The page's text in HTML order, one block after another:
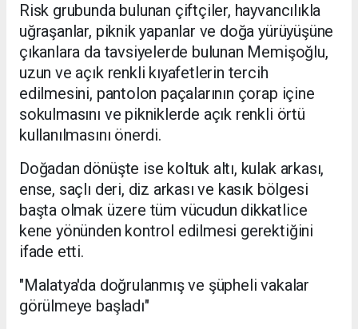
Risk grubunda bulunan çiftçiler, hayvancılıkla
uğraşanlar, piknik yapanlar ve doğa yürüyüşüne
çıkanlara da tavsiyelerde bulunan Memişoğlu,
uzun ve açık renkli kıyafetlerin tercih
edilmesini, pantolon paçalarının çorap içine
sokulmasını ve pikniklerde açık renkli örtü
kullanılmasını önerdi.
Doğadan dönüşte ise koltuk altı, kulak arkası,
ense, saçlı deri, diz arkası ve kasık bölgesi
başta olmak üzere tüm vücudun dikkatlice
kene yönünden kontrol edilmesi gerektiğini
ifade etti.
"Malatya'da doğrulanmış ve şüpheli vakalar
görülmeye başladı"